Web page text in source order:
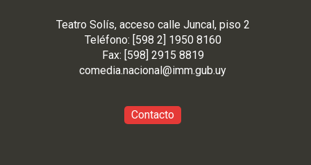
Teatro Solís, acceso calle Juncal, piso 2
Teléfono: [598 2] 1950 8160
Fax: [598] 2915 8819
comedia.nacional@imm.gub.uy
Contacto